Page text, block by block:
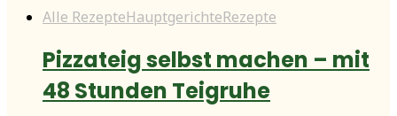
Alle RezepteHauptgerichteRezepte
Pizzateig selbst machen – mit
48 Stunden Teigruhe